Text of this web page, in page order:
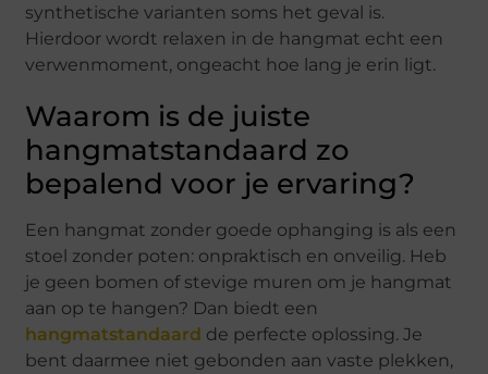
synthetische varianten soms het geval is.
Hierdoor wordt relaxen in de hangmat echt een
verwenmoment, ongeacht hoe lang je erin ligt.
Waarom is de juiste
hangmatstandaard zo
bepalend voor je ervaring?
Een hangmat zonder goede ophanging is als een
stoel zonder poten: onpraktisch en onveilig. Heb
je geen bomen of stevige muren om je hangmat
aan op te hangen? Dan biedt een
hangmatstandaard de perfecte oplossing. Je
bent daarmee niet gebonden aan vaste plekken,